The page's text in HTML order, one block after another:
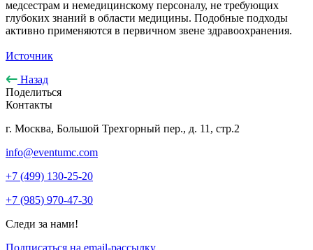
медсестрам и немедицинскому персоналу, не требующих
глубоких знаний в области медицины. Подобные подходы
активно применяются в первичном звене здравоохранения.
Источник
Назад
Поделиться
Контакты
г. Москва, Большой Трехгорный пер., д. 11, стр.2
info@eventumc.com
+7 (499) 130-25-20
+7 (985) 970-47-30
Следи за нами!